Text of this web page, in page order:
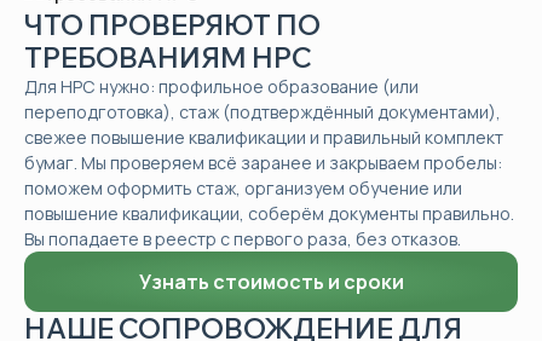
ЧТО ПРОВЕРЯЮТ ПО
ТРЕБОВАНИЯМ НРС
Для НРС нужно: профильное образование (или
переподготовка), стаж (подтверждённый документами),
свежее повышение квалификации и правильный комплект
бумаг. Мы проверяем всё заранее и закрываем пробелы:
поможем оформить стаж, организуем обучение или
повышение квалификации, соберём документы правильно.
Вы попадаете в реестр с первого раза, без отказов.
Узнать стоимость и сроки
НАШЕ СОПРОВОЖДЕНИЕ ДЛЯ